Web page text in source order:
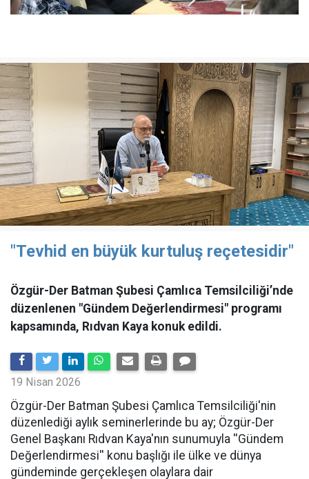
"Tevhid en büyük kurtuluş reçetesidir"
Özgür-Der Batman Şubesi Çamlıca Temsilciliği’nde
düzenlenen "Gündem Değerlendirmesi" programı
kapsamında, Rıdvan Kaya konuk edildi.
19 Nisan 2026
​Özgür-Der Batman Şubesi Çamlıca Temsilciliği'nin
düzenlediği aylık seminerlerinde bu ay; Özgür-Der
Genel Başkanı Rıdvan Kaya'nın sunumuyla ''Gündem
Değerlendirmesi'' konu başlığı ile ülke ve dünya
gündeminde gerçekleşen olaylara dair